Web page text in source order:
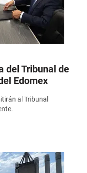
del Tribunal de
Edomex
al Tribunal